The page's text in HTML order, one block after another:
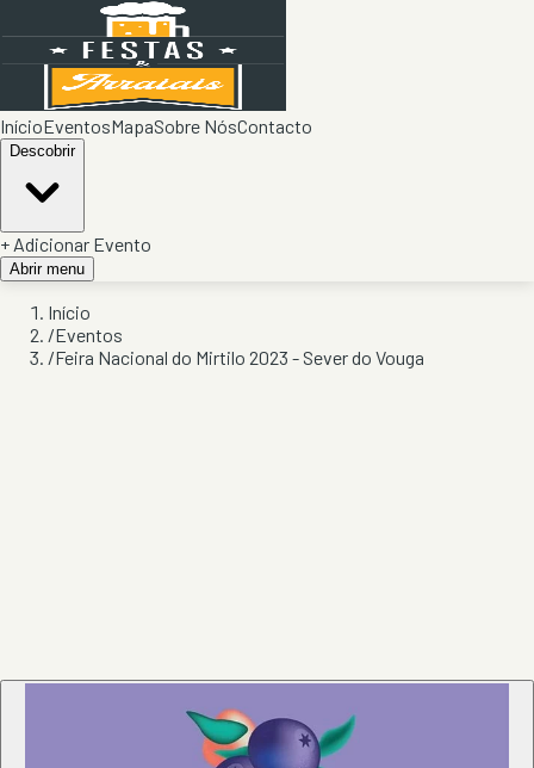
InícioEventosMapaSobre NósContacto
Descobrir
+ Adicionar Evento
Abrir menu
Início
/Eventos
/Feira Nacional do Mirtilo 2023 - Sever do Vouga